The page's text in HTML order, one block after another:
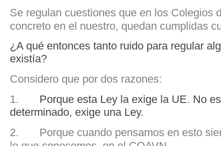
Se regulan cuestiones que en los Colegios
concreto en el nuestro, quedan cumplidas
¿A qué entonces tanto ruido para regular
existía?
Considero que por dos razones:
1. Porque esta Ley la exige la UE. No
determinado, exige una Ley.
2. Porque cuando pensamos en esto